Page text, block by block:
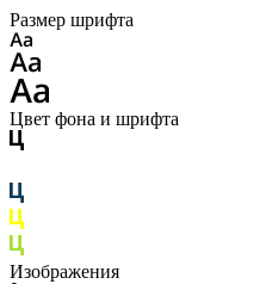
Размер шрифта
Цвет фона и шрифта
Изображения